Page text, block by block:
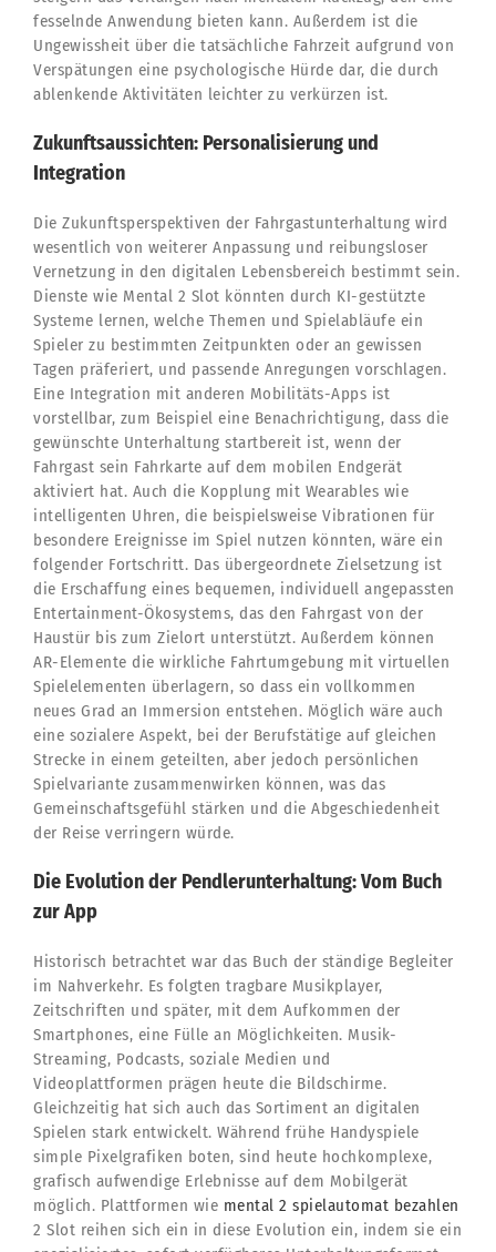
fesselnde Anwendung bieten kann. Außerdem ist die
Ungewissheit über die tatsächliche Fahrzeit aufgrund von
Verspätungen eine psychologische Hürde dar, die durch
ablenkende Aktivitäten leichter zu verkürzen ist.
Zukunftsaussichten: Personalisierung und
Integration
Die Zukunftsperspektiven der Fahrgastunterhaltung wird
wesentlich von weiterer Anpassung und reibungsloser
Vernetzung in den digitalen Lebensbereich bestimmt sein.
Dienste wie Mental 2 Slot könnten durch KI-gestützte
Systeme lernen, welche Themen und Spielabläufe ein
Spieler zu bestimmten Zeitpunkten oder an gewissen
Tagen präferiert, und passende Anregungen vorschlagen.
Eine Integration mit anderen Mobilitäts-Apps ist
vorstellbar, zum Beispiel eine Benachrichtigung, dass die
gewünschte Unterhaltung startbereit ist, wenn der
Fahrgast sein Fahrkarte auf dem mobilen Endgerät
aktiviert hat. Auch die Kopplung mit Wearables wie
intelligenten Uhren, die beispielsweise Vibrationen für
besondere Ereignisse im Spiel nutzen könnten, wäre ein
folgender Fortschritt. Das übergeordnete Zielsetzung ist
die Erschaffung eines bequemen, individuell angepassten
Entertainment-Ökosystems, das den Fahrgast von der
Haustür bis zum Zielort unterstützt. Außerdem können
AR-Elemente die wirkliche Fahrtumgebung mit virtuellen
Spielelementen überlagern, so dass ein vollkommen
neues Grad an Immersion entstehen. Möglich wäre auch
eine sozialere Aspekt, bei der Berufstätige auf gleichen
Strecke in einem geteilten, aber jedoch persönlichen
Spielvariante zusammenwirken können, was das
Gemeinschaftsgefühl stärken und die Abgeschiedenheit
der Reise verringern würde.
Die Evolution der Pendlerunterhaltung: Vom Buch
zur App
Historisch betrachtet war das Buch der ständige Begleiter
im Nahverkehr. Es folgten tragbare Musikplayer,
Zeitschriften und später, mit dem Aufkommen der
Smartphones, eine Fülle an Möglichkeiten. Musik-
Streaming, Podcasts, soziale Medien und
Videoplattformen prägen heute die Bildschirme.
Gleichzeitig hat sich auch das Sortiment an digitalen
Spielen stark entwickelt. Während frühe Handyspiele
simple Pixelgrafiken boten, sind heute hochkomplexe,
grafisch aufwendige Erlebnisse auf dem Mobilgerät
möglich. Plattformen wie mental 2 spielautomat bezahlen
2 Slot reihen sich ein in diese Evolution ein, indem sie ein